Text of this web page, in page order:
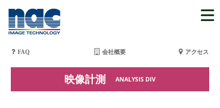
FAQ 会社概要 アクセス
映像計測 ANALYSIS DIV